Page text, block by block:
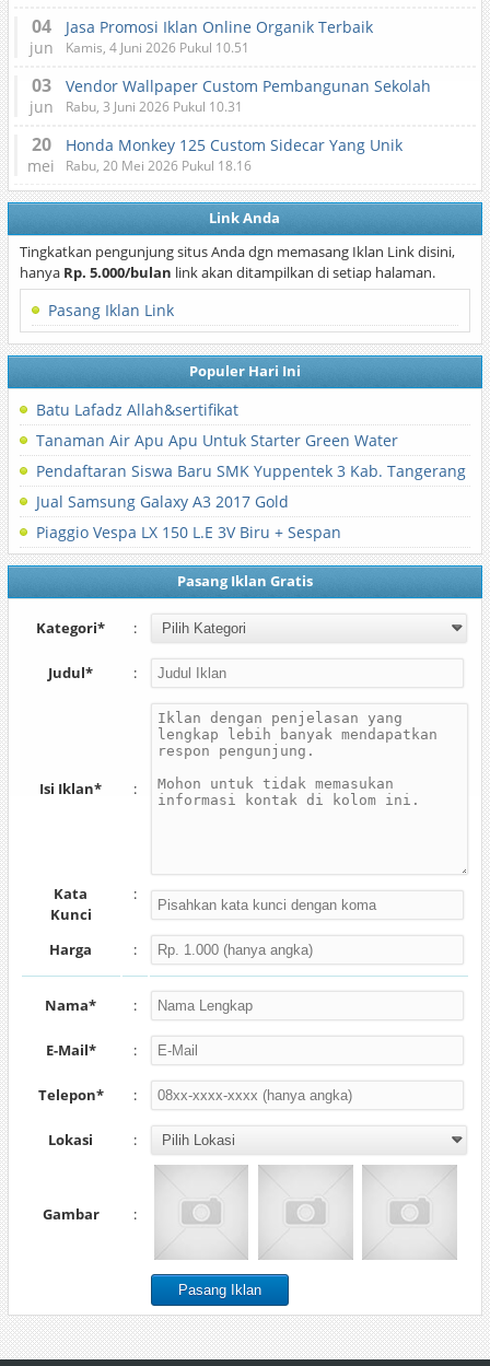
04
jun
Jasa Promosi Iklan Online Organik Terbaik
Kamis, 4 Juni 2026 Pukul 10.51
03
jun
Vendor Wallpaper Custom Pembangunan Sekolah
Rabu, 3 Juni 2026 Pukul 10.31
20
mei
Honda Monkey 125 Custom Sidecar Yang Unik
Rabu, 20 Mei 2026 Pukul 18.16
Link Anda
Tingkatkan pengunjung situs Anda dgn memasang Iklan Link disini,
hanya Rp. 5.000/bulan link akan ditampilkan di setiap halaman.
Pasang Iklan Link
Populer Hari Ini
Batu Lafadz Allah&sertifikat
Tanaman Air Apu Apu Untuk Starter Green Water
Pendaftaran Siswa Baru SMK Yuppentek 3 Kab. Tangerang
Jual Samsung Galaxy A3 2017 Gold
Piaggio Vespa LX 150 L.E 3V Biru + Sespan
Pasang Iklan Gratis
Kategori* :
Judul* :
Isi Iklan* :
Kata
Kunci
:
Harga :
Nama* :
E-Mail* :
Telepon* :
Lokasi :
Gambar :